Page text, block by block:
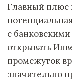
Главный плюс
с
открывать
промежуток
значительно